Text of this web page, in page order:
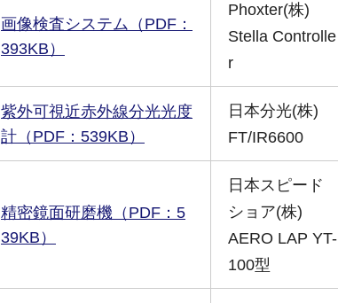
画像検査システム（PDF：
393KB）
Phoxter(株)
Stella Controlle
r
紫外可視近赤外線分光光度
計（PDF：539KB）
日本分光(株)
FT/IR6600
精密鏡面研磨機（PDF：5
39KB）
日本スピード
ショア(株)
AERO LAP YT-
100型